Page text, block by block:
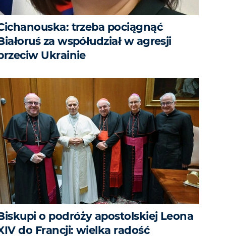
trzeba pociągnąć
za współudział w agresji
Ukrainie
o podróży apostolskiej Leona
do Francji: wielka radość